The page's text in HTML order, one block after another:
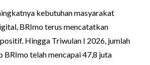
kebutuhan masyarakat
BRImo terus mencatatkan
Hingga Triwulan I 2026, jumlah
BRImo telah mencapai 47,8 juta